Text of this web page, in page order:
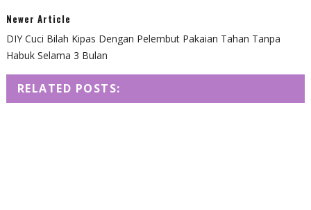
Newer Article
DIY Cuci Bilah Kipas Dengan Pelembut Pakaian Tahan Tanpa
Habuk Selama 3 Bulan
RELATED POSTS: